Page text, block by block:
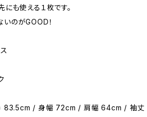
にも使える１枚です。
のがGOOD！
83.5cm / 身幅 72cm / 肩幅 64cm / 袖丈